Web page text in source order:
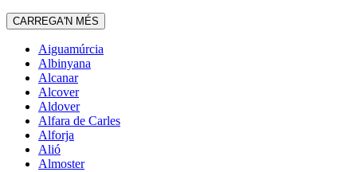
CARREGA'N MÉS
Aiguamúrcia
Albinyana
Alcanar
Alcover
Aldover
Alfara de Carles
Alforja
Alió
Almoster